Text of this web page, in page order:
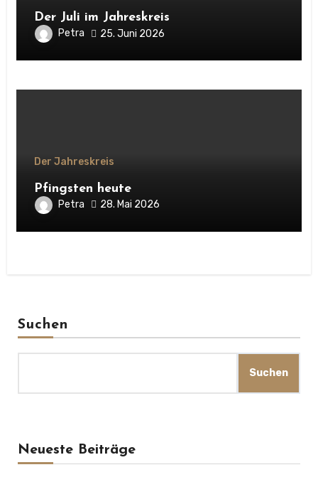
Der Juli im Jahreskreis
Petra 25. Juni 2026
Der Jahreskreis
Pfingsten heute
Petra 28. Mai 2026
Suchen
Suchen
Neueste Beiträge